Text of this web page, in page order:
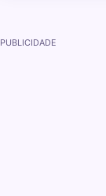
PUBLICIDADE